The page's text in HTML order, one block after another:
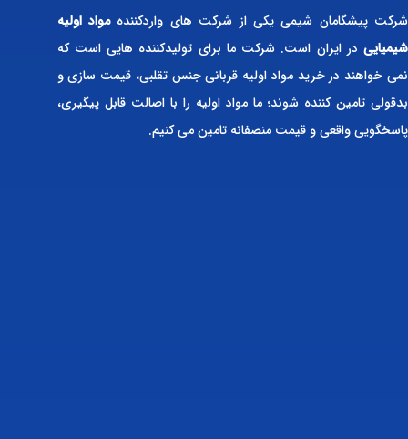
شرکت پیشگامان شیمی یکی از شرکت های واردکنندهمواد اولیه
شیمیایی در ایران است. شرکت ما برای تولیدکننده هایی است که
نمی خواهند در خرید مواد اولیه قربانی جنس تقلبی، قیمت سازی و
بدقولی تامین کننده شوند؛ ما مواد اولیه را با اصالت قابل پیگیری،
پاسخگویی واقعی و قیمت منصفانه تامین می کنیم.